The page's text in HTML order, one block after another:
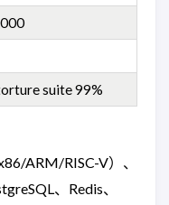
suite 99%
ARM/RISC-V）、
、Redis、